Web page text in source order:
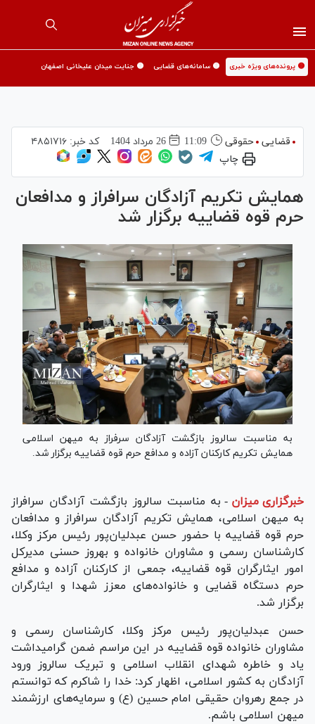
🟡 پرونده‌های ویژه خبری 🟡 سامانه‌های قضایی 🟡 جنایت میدان علیخانی اصفهان
قضایی حقوقی 11:09 26 مرداد 1404 کد خبر: ۴۸۵۱۷۱۶
چاپ
همایش تکریم آزادگان سرافراز و مدافعان
حرم قوه قضاییه برگزار شد
به مناسبت سالروز بازگشت آزادگان سرفراز به میهن اسلامی
همایش تکریم کارکنان آزاده و مدافع حرم قوه قضاییه برگزار شد.
خبرگزاری میزان - به مناسبت سالروز بازگشت آزادگان سرافراز
به میهن اسلامی، همایش تکریم آزادگان سرافراز و مدافعان
حرم قوه قضاییه با حضور حسن عبدلیان‌پور رئیس مرکز وکلا،
کارشناسان رسمی و مشاوران خانواده و بهروز حسنی مدیرکل
امور ایثارگران قوه قضاییه، جمعی از کارکنان آزاده و مدافع
حرم دستگاه قضایی و خانواده‌های معزز شهدا و ایثارگران
برگزار شد.
حسن عبدلیان‌پور رئیس مرکز وکلا، کارشناسان رسمی و
مشاوران خانواده قوه قضاییه در این مراسم ضمن گرامیداشت
یاد و خاطره شهدای انقلاب اسلامی و تبریک سالروز ورود
آزادگان به کشور اسلامی، اظهار کرد: خدا را شاکرم که توانستم
در جمع رهروان حقیقی امام حسین (ع) و سرمایه‌های ارزشمند
میهن اسلامی باشم.